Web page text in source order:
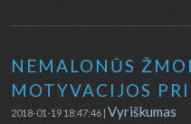
NEMALONŪS
MOTYVACIJOS
2018-01-19 18:47:46 | Vyriškumas